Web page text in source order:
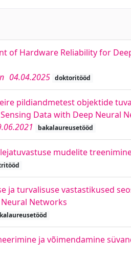
of Hardware Reliability for
04.04.2025 doktoritööd
pildiandmetest objektide
Data with Deep Neural
bakalaureusetööd
mudelite
ja turvalisuse vastastikused
Networks
ja võimendamine